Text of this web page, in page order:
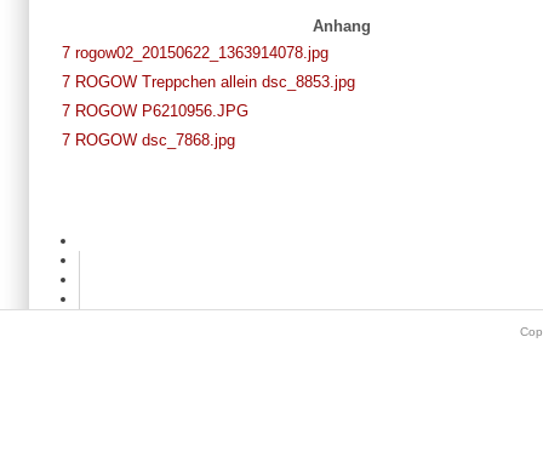
Anhang
7 rogow02_20150622_1363914078.jpg
7 ROGOW Treppchen allein dsc_8853.jpg
7 ROGOW P6210956.JPG
7 ROGOW dsc_7868.jpg